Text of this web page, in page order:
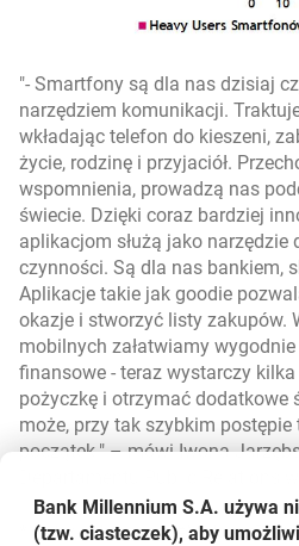
- Smartfony są dla nas dzisiaj
narzędziem komunikacji.
wkładając telefon do kieszeni,
życie, rodzinę i przyjaciół.
wspomnienia, prowadzą nas
świecie. Dzięki coraz bardziej
aplikacjom służą jako narzędzie
czynności. Są dla nas bankiem,
Aplikacje takie jak goodie
okazje i stworzyć listy zakupów.
mobilnych załatwiamy
finansowe - teraz wystarczy
pożyczkę i otrzymać dodatkowe
może, przy tak szybkim
początek. – mówi Iwona
*Metryka badania
Bank Millennium S.A. używa
(tzw. ciasteczek), aby